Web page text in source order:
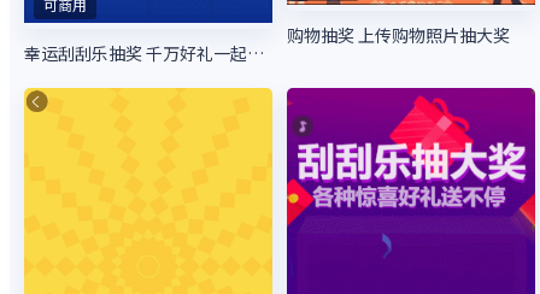
幸运刮刮乐抽奖 千万好礼一起来刮
购物抽奖 上传购物照片抽大奖